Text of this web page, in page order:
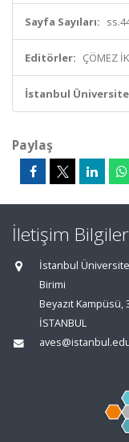
Sayfa Sayıları:
Editörler: ÇÖMEZ
İstanbul
Paylaş
İletişim
İstanbul
Birimi
Beyazıt Kampüsü,
İSTANBUL